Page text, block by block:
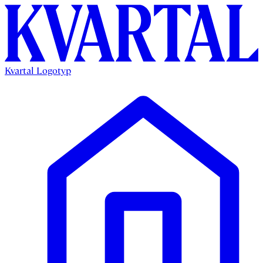
Kvartal Logotyp